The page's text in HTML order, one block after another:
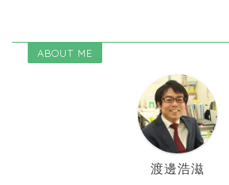
ABOUT ME
渡邊浩滋